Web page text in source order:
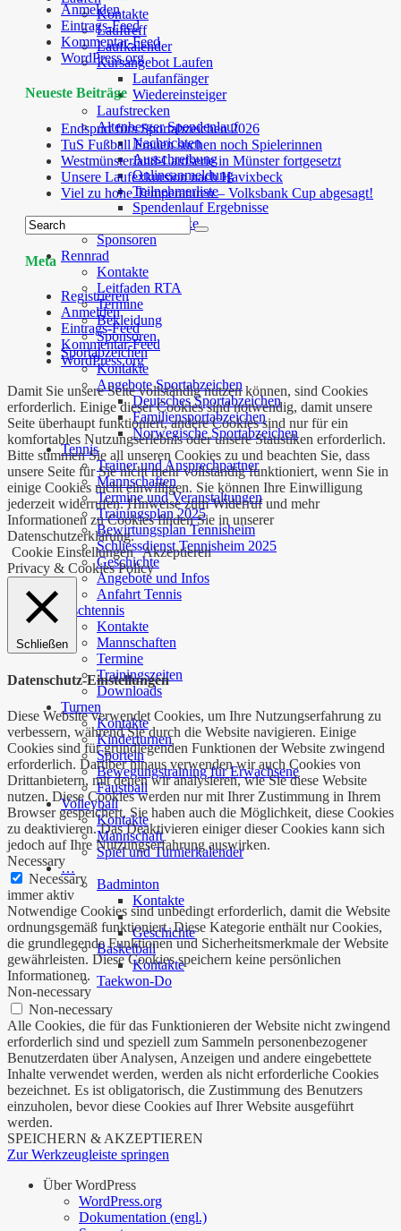
Kontakte
Lauftreff
Laufkalender
Kursangebot Laufen
Laufanfänger
Wiedereinsteiger
Laufstrecken
Altenberger Spendenlauf
Nachrichten
Ausschreibung
Onlineanmeldung
Teilnehmerliste
Spendenlauf Ergebnisse
Laufstrecke
Sponsoren
Rennrad
Kontakte
Leitfaden RTA
Termine
Bekleidung
Sponsoren
Sportabzeichen
Kontakte
Angebote Sportabzeichen
Deutsches Sportabzeichen
Familiensportabzeichen
Norwegische Sportabzeichen
Tennis
Trainer und Ansprechpartner
Mannschaften
Termine und Veranstaltungen
Trainingsplan 2025
Bewirtungsplan Tennisheim
Schliessdienst Tennisheim 2025
Geschichte
Angebote und Infos
Anfahrt Tennis
Tischtennis
Kontakte
Mannschaften
Termine
Trainingszeiten
Downloads
Turnen
Kontakte
Kinderturnen
Sporteln
Bewegungstraining für Erwachsene
Faustball
Volleyball
Kontakte
Mannschaft
Spiel und Turnierkalender
…
Badminton
Kontakte
Geschichte
Basketball
Kontakte
Taekwon-Do
Anmelden
Eintrags-Feed
Kommentar-Feed
WordPress.org
Neueste Beiträge
Endspurt fürs Sportabzeichen 2026
TuS Fußball Frauen suchen noch Spielerinnen
Westmünsterland-Laufserie in Münster fortgesetzt
Unsere Laufexkursion nach Havixbeck
Viel zu hohe Temperaturen – Volksbank Cup abgesagt!
Meta
Registrieren
Anmelden
Eintrags-Feed
Kommentar-Feed
WordPress.org
Damit Sie unsere Seite vollständig nutzen können, sind Cookies
erforderlich. Einige dieser Cookies sind notwendig, damit unsere
Seite überhaupt funktioniert, andere Cookies sind nur für ein
komfortables Nutzungserlebnis oder unsere Statistiken erforderlich.
Bitte stimmen Sie all unseren Cookies zu und beachten Sie, dass
unsere Seite für Sie nicht mehr vollständig funktioniert, wenn Sie in
einige Cookies nicht einwilligen. Sie können Ihre Einwilligung
jederzeit widerrufen. Hinweise zum Widerruf und mehr
Informationen zu Cookies finden Sie in unserer
Datenschutzerklärung.
Cookie Einstellungen Akzeptieren
Privacy & Cookies Policy
Schließen
Datenschutz-Einstellungen
Diese Website verwendet Cookies, um Ihre Nutzungserfahrung zu
verbessern, während Sie durch die Website navigieren. Einige
Cookies sind für grundlegenden Funktionen der Website zwingend
erforderlich. Darüber hinaus verwenden wir auch Cookies von
Drittanbietern, mit denen wir analysieren, wie Sie diese Website
nutzen. Diese Cookies werden nur mit Ihrer Zustimmung in Ihrem
Browser gespeichert. Sie haben auch die Möglichkeit, diese Cookies
zu deaktivieren. Das Deaktivieren einiger dieser Cookies kann sich
jedoch auf Ihre Nutzungserfahrung auswirken.
Necessary
Necessary
immer aktiv
Notwendige Cookies sind unbedingt erforderlich, damit die Website
ordnungsgemäß funktioniert. Diese Kategorie enthält nur Cookies,
die grundlegende Funktionen und Sicherheitsmerkmale der Website
gewährleisten. Diese Cookies speichern keine persönlichen
Informationen.
Non-necessary
Non-necessary
Alle Cookies, die für das Funktionieren der Website nicht zwingend
erforderlich sind und speziell zum Sammeln personenbezogener
Benutzerdaten über Analysen, Anzeigen und andere eingebettete
Inhalte verwendet werden, werden als nicht erforderliche Cookies
bezeichnet. Es ist obligatorisch, die Zustimmung des Benutzers
einzuholen, bevor diese Cookies auf Ihrer Website ausgeführt
werden.
SPEICHERN & AKZEPTIEREN
Zur Werkzeugleiste springen
Über WordPress
WordPress.org
Dokumentation (engl.)